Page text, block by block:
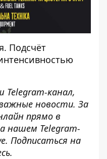
Подсчёт
Telegram-канал,
новости. За
прямо в
нашем Telegram-
. Подписаться на
.